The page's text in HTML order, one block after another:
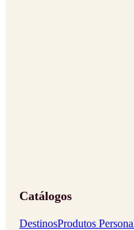
Catálogos
DestinosProdutos